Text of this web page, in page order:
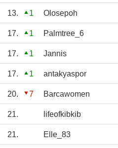
13. 1 Olosepoh
17. 1 Palmtree_6
17. 1 Jannis
17. 1 antakyaspor
20. 7 Barcawomen
21. lifeofkibkib
21. Elle_83